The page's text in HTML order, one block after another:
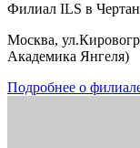
Филиал ILS в
Москва,
Академика Янгеля)
Подробнее о